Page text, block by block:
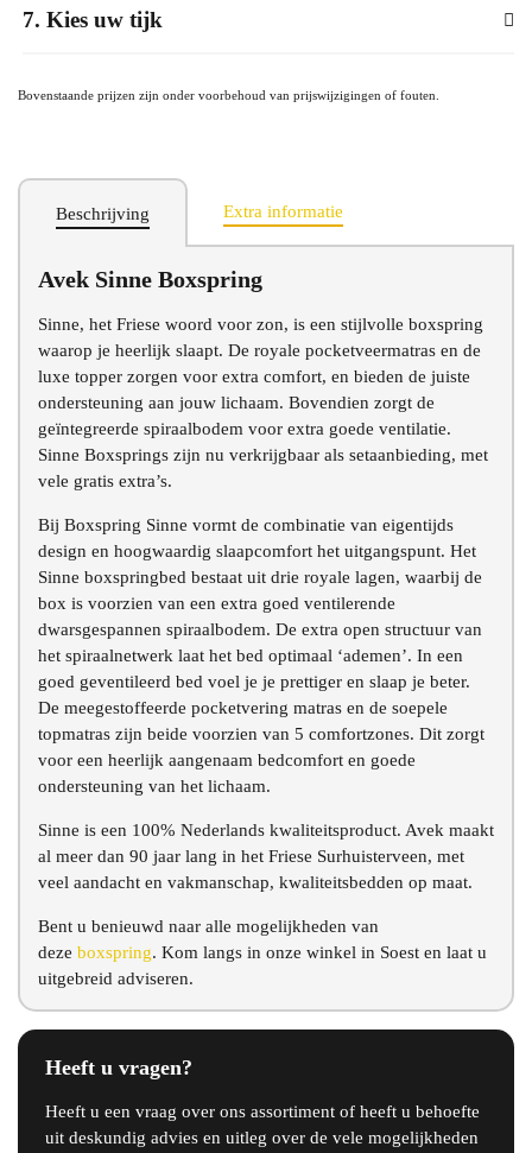
7 Kies uw tijk
Bovenstaande prijzen zijn onder voorbehoud van prijswijzigingen of fouten.
Beschrijving Extra informatie
Avek Sinne Boxspring
Sinne, het Friese woord voor zon, is een stijlvolle boxspring
waarop je heerlijk slaapt. De royale pocketveermatras en de
luxe topper zorgen voor extra comfort, en bieden de juiste
ondersteuning aan jouw lichaam. Bovendien zorgt de
geïntegreerde spiraalbodem voor extra goede ventilatie.
Sinne Boxsprings zijn nu verkrijgbaar als setaanbieding, met
vele gratis extra’s.
Bij Boxspring Sinne vormt de combinatie van eigentijds
design en hoogwaardig slaapcomfort het uitgangspunt. Het
Sinne boxspringbed bestaat uit drie royale lagen, waarbij de
box is voorzien van een extra goed ventilerende
dwarsgespannen spiraalbodem. De extra open structuur van
het spiraalnetwerk laat het bed optimaal ‘ademen’. In een
goed geventileerd bed voel je je prettiger en slaap je beter.
De meegestoffeerde pocketvering matras en de soepele
topmatras zijn beide voorzien van 5 comfortzones. Dit zorgt
voor een heerlijk aangenaam bedcomfort en goede
ondersteuning van het lichaam.
Sinne is een 100% Nederlands kwaliteitsproduct. Avek maakt
al meer dan 90 jaar lang in het Friese Surhuisterveen, met
veel aandacht en vakmanschap, kwaliteitsbedden op maat.
Bent u benieuwd naar alle mogelijkheden van
deze boxspring. Kom langs in onze winkel in Soest en laat u
uitgebreid adviseren.
Heeft u vragen?
Heeft u een vraag over ons assortiment of heeft u behoefte
uit deskundig advies en uitleg over de vele mogelijkheden